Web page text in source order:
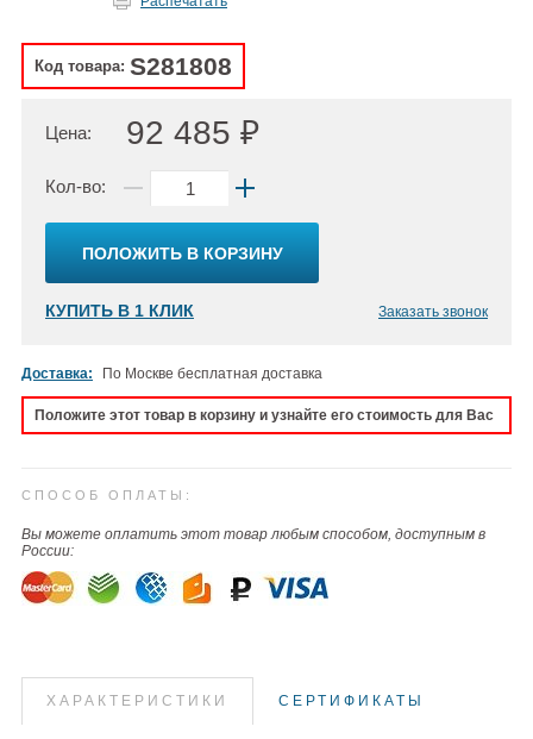
Код товара: S281808
Цена: 92 485 ₽
Кол-во:
ПОЛОЖИТЬ В КОРЗИНУ
КУПИТЬ В 1 КЛИК Заказать звонок
Доставка: По Москве бесплатная доставка
Положите этот товар в корзину и узнайте его стоимость для Вас
СПОСОБ ОПЛАТЫ:
Вы можете оплатить этот товар любым способом, доступным в
России:
ХАРАКТЕРИСТИКИ СЕРТИФИКАТЫ